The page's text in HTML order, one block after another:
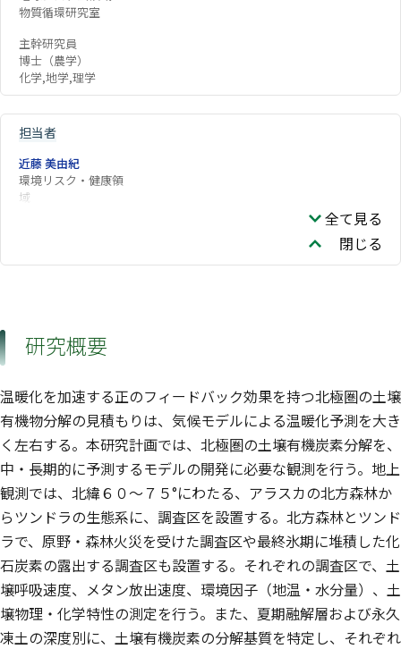
物質循環研究室
主幹研究員
博士（農学）
化学,地学,理学
担当者
近藤 美由紀
環境リスク・健康領
域
全て見る
閉じる
研究概要
温暖化を加速する正のフィードバック効果を持つ北極圏の土壌
有機物分解の見積もりは、気候モデルによる温暖化予測を大き
く左右する。本研究計画では、北極圏の土壌有機炭素分解を、
中・長期的に予測するモデルの開発に必要な観測を行う。地上
観測では、北緯６０〜７５°にわたる、アラスカの北方森林か
らツンドラの生態系に、調査区を設置する。北方森林とツンド
ラで、原野・森林火災を受けた調査区や最終氷期に堆積した化
石炭素の露出する調査区も設置する。それぞれの調査区で、土
壌呼吸速度、メタン放出速度、環境因子（地温・水分量）、土
壌物理・化学特性の測定を行う。また、夏期融解層および永久
凍土の深度別に、土壌有機炭素の分解基質を特定し、それぞれ